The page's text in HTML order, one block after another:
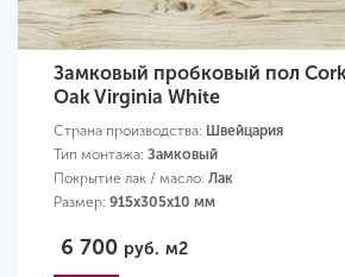
Замковый пробковый пол
Oak Virginia White
Страна производства: Швейцария
Тип монтажа: Замковый
Покрытие лак / масло: Лак
Размер: 915х305х10 мм
6 700 руб. м2